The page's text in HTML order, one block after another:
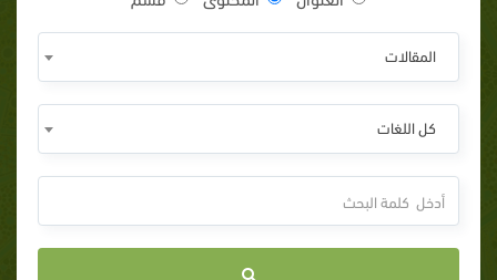
المقالات
كل اللغات